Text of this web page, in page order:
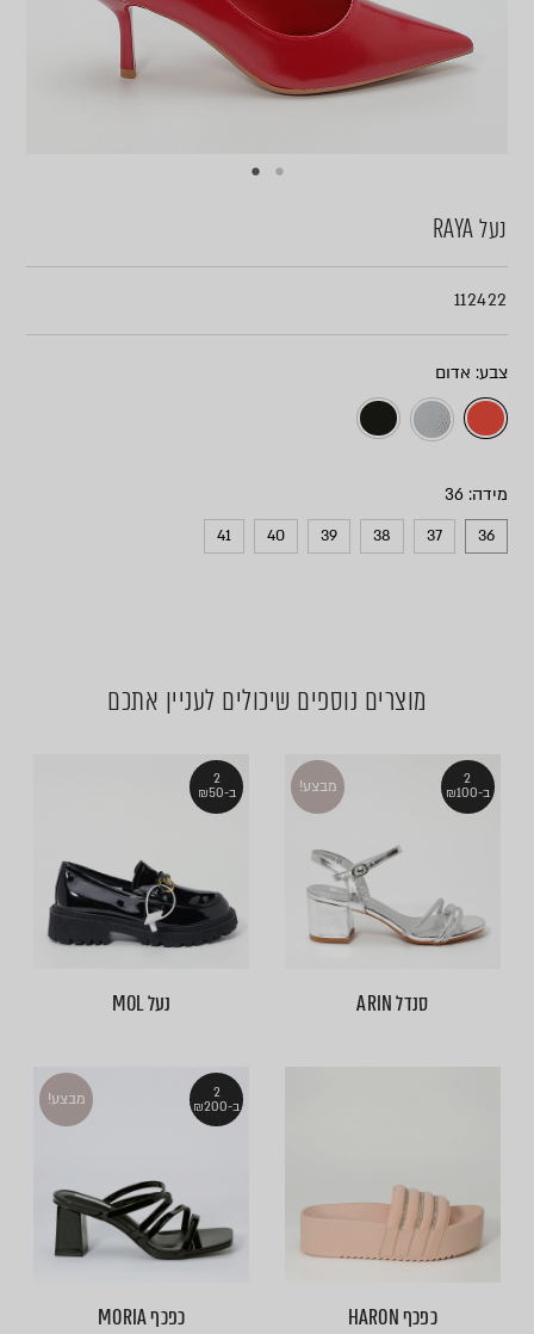
נעל RAYA
112422
צבע
מידה
36
37
38
39
40
41
מוצרים נוספים שיכולים לעניין אתכם
2
ב-₪100
מבצע!
סנדל ARIN
2
ב-₪50
נעל MOL
כפכף HARON
2
ב-₪200
מבצע!
כפכף MORIA